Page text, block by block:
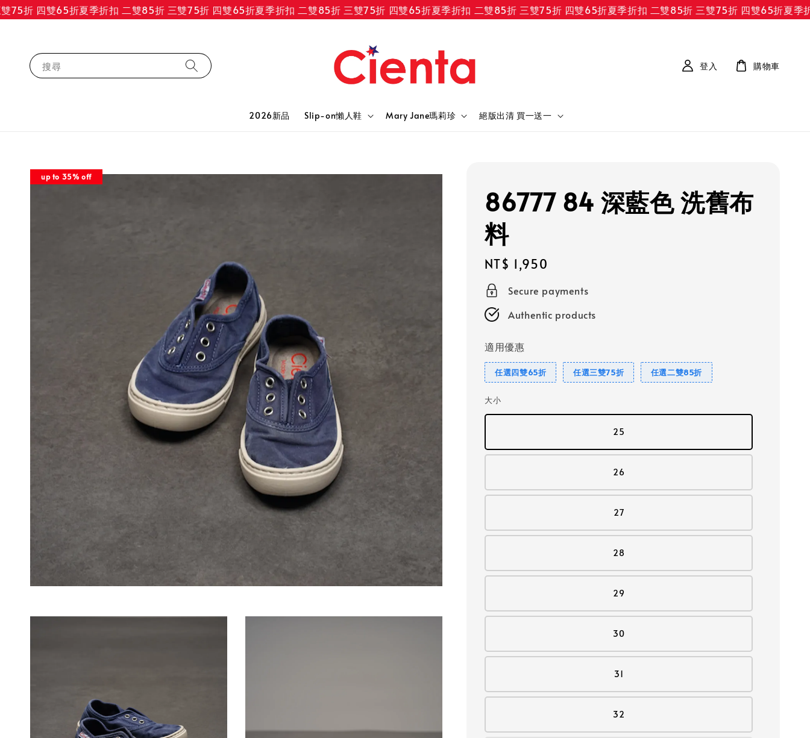
四雙65折夏季折扣 二雙85折 三雙75折 四雙65折夏季折扣 二雙85折 三雙75折 四雙65折夏季折扣 二雙85折 三雙75折 四雙65折夏季折扣 二雙85折 三雙75折 四雙65折夏季折扣
搜尋
2026新品 Slip-on懶人鞋 Mary Jane瑪莉珍 絕版出清 買一送一
登入 購物車
up to 35% off
86777 84 深藍色 洗舊布
料
Regular
price
NT$ 1,950
Secure payments
Authentic products
適用優惠
任選四雙65折 任選三雙75折 任選二雙85折
大小
25
26
27
28
29
30
31
32